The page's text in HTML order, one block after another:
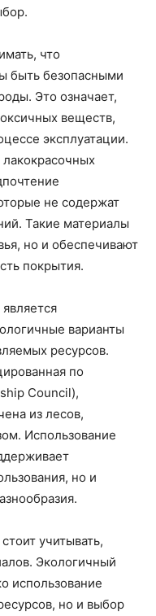
что
быть безопасными
Это означает,
веществ,
эксплуатации.
не содержат
Такие материалы
но и обеспечивают
покрытия.
варианты
ресурсов.
по
Council),
из лесов,
Использование
но и
учитывать,
Экологичный
использование
но и выбор